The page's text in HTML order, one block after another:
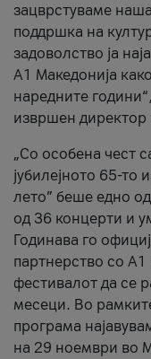
зацврстуваме
поддршка на
задоволство ја
A1 Македонија
наредните
извршен директор
„Со особена чест
јубилејното 65-то
лето” беше едно
од 36 концерти и
Годинава го
партнерство со
фестивалот да се
месеци. Во
програма
на 29 ноември во